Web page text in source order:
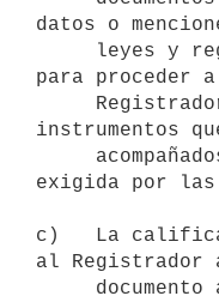
datos o
para proceder
instrumentos
exigida por las
c)   La
al Registrador